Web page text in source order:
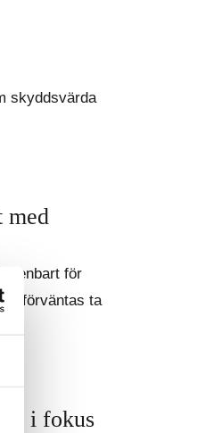
skyddsvärda
med
enbart för
förväntas ta
i fokus